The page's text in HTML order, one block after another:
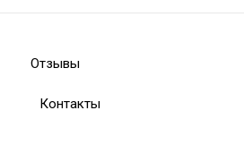
Отзывы
Контакты